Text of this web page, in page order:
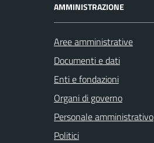
AMMINISTRAZIONE
Aree amministrative
Documenti e dati
Enti e fondazioni
Organi di governo
Personale amministrativo
Politici